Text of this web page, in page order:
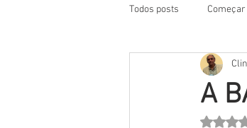
Todos posts Começar
A